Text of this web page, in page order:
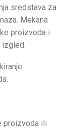
sredstava za
Mekana
proizvoda i
izgled.
proizvoda ili